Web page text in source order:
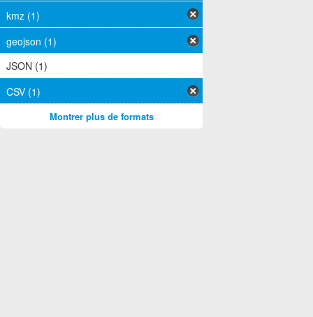
kmz (1)
geojson (1)
JSON (1)
CSV (1)
Montrer plus de formats